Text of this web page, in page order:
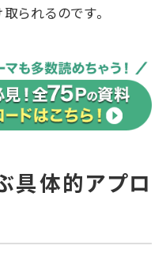
られるのです。
具体的アプロ